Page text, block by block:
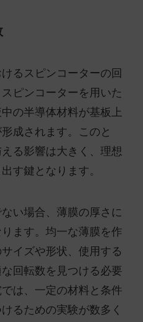
るスピンコーターの回
ピンコーターを用いた
の半導体材料が基板上
成されます。このと
る影響は大きく、理想
す鍵となります。
い場合、薄膜の厚さに
ます。均一な薄膜を作
イズや形状、使用する
回転数を見つける必要
は、一定の材料と条件
るための実験が数多く